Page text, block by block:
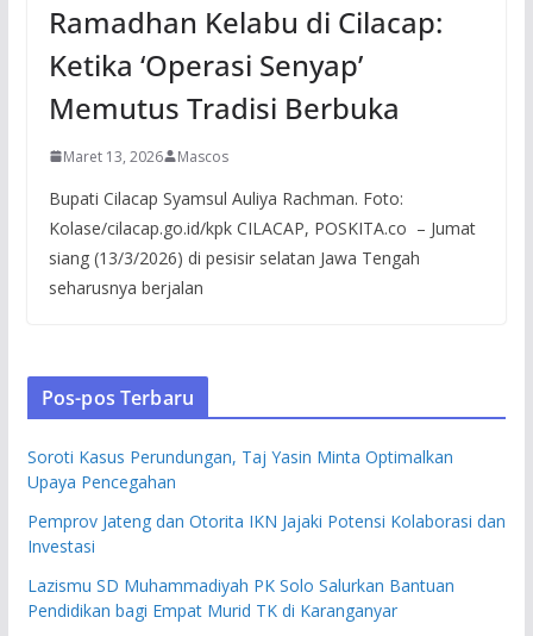
Ramadhan Kelabu di Cilacap:
Ketika ‘Operasi Senyap’
Memutus Tradisi Berbuka
Maret 13, 2026 Mascos
Bupati Cilacap Syamsul Auliya Rachman. Foto:
Kolase/cilacap.go.id/kpk CILACAP, POSKITA.co – Jumat
siang (13/3/2026) di pesisir selatan Jawa Tengah
seharusnya berjalan
Pos-pos Terbaru
Soroti Kasus Perundungan, Taj Yasin Minta Optimalkan
Upaya Pencegahan
Pemprov Jateng dan Otorita IKN Jajaki Potensi Kolaborasi dan
Investasi
Lazismu SD Muhammadiyah PK Solo Salurkan Bantuan
Pendidikan bagi Empat Murid TK di Karanganyar